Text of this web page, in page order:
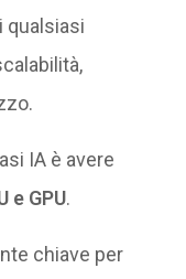
qualsiasi
IA è avere
e GPU.
chiave per